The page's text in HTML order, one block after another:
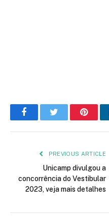
FacebookTwitter
PREVIOUS ARTICLE
Unicamp divulgou a
concorrência do Vestibular
2023, veja mais detalhes